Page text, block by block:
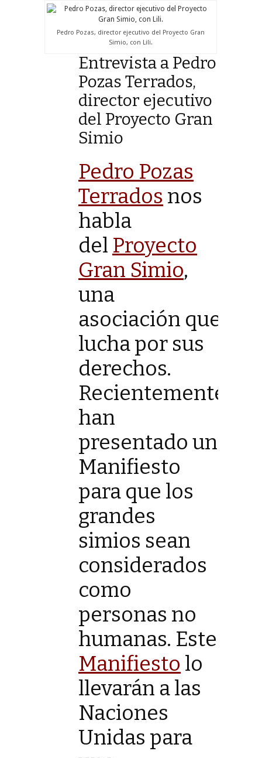
Pedro Pozas, director ejecutivo del Proyecto Gran
Simio, con Lili.
Entrevista a Pedro
Pozas Terrados,
director ejecutivo
del Proyecto Gran
Simio
Pedro Pozas
Terrados nos
habla
del Proyecto
Gran Simio,
una
asociación que
lucha por sus
derechos.
Recientemente
han
presentado un
Manifiesto
para que los
grandes
simios sean
considerados
como
personas no
humanas. Este
Manifiesto lo
llevarán a las
Naciones
Unidas para